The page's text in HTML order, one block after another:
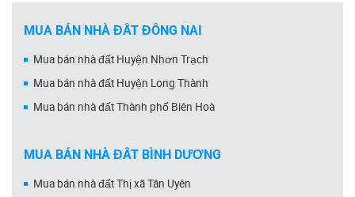
MUA BÁN NHÀ ĐẤT ĐỒNG NAI
Mua bán nhà đất Huyện Nhơn Trạch
Mua bán nhà đất Huyện Long Thành
Mua bán nhà đất Thành phố Biên Hoà
MUA BÁN NHÀ ĐẤT BÌNH DƯƠNG
Mua bán nhà đất Thị xã Tân Uyên